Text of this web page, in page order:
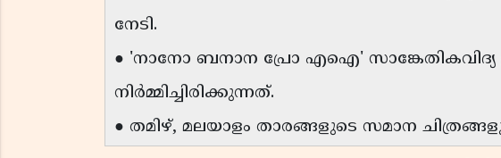
നേടി.
● 'നാനോ ബനാന പ്രോ എഐ' സാങ്കേതികവിദ്യ
നിർമ്മിച്ചിരിക്കുന്നത്.
● തമിഴ്, മലയാളം താരങ്ങളുടെ സമാന